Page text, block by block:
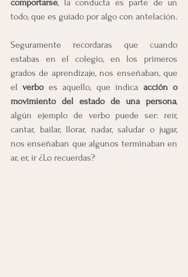
comportarse, la conducta es parte de un
todo, que es guiado por algo con antelación.
Seguramente recordaras que cuando
estabas en el colegio, en los primeros
grados de aprendizaje, nos enseñaban, que
el verbo es aquello, que indica acción o
movimiento del estado de una persona,
algún ejemplo de verbo puede ser: reír,
cantar, bailar, llorar, nadar, saludar o jugar,
nos enseñaban que algunos terminaban en
ar, er, ir ¿Lo recuerdas?